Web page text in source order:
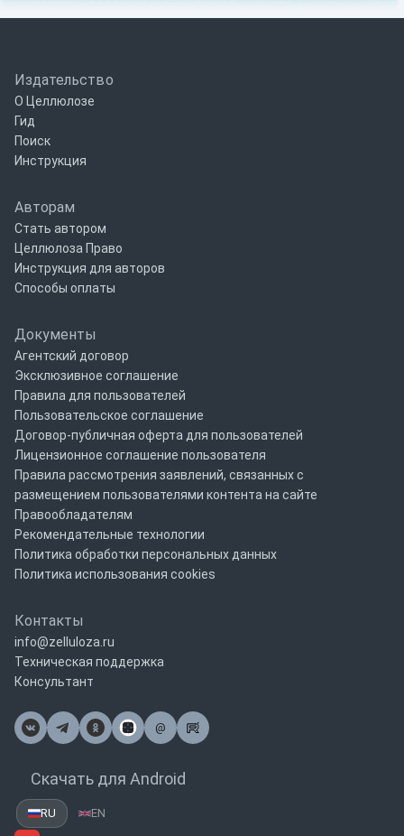
Издательство
О Целлюлозе
Гид
Поиск
Инструкция
Авторам
Стать автором
Целлюлоза Право
Инструкция для авторов
Способы оплаты
Документы
Агентский договор
Эксклюзивное соглашение
Правила для пользователей
Пользовательское соглашение
Договор-публичная оферта для пользователей
Лицензионное соглашение пользователя
Правила рассмотрения заявлений, связанных с
размещением пользователями контента на сайте
Правообладателям
Рекомендательные технологии
Политика обработки персональных данных
Политика использования cookies
Контакты
info@zelluloza.ru
Техническая поддержка
Консультант
@
Почта
Скачать для Android
RU EN